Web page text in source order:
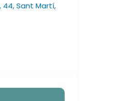
Sant Martí,